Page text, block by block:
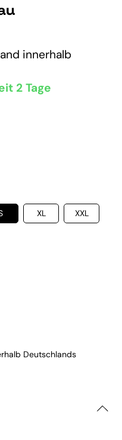
innerhalb
2 Tage
XL XXL
Deutschlands